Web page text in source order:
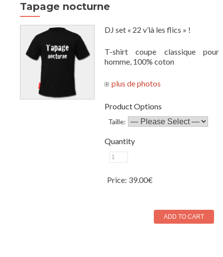
Tapage nocturne
DJ set « 22 v’là les flics » !
T-shirt coupe classique pour
homme, 100% coton
Product Options
Taille:
Quantity
Price: 39.00€